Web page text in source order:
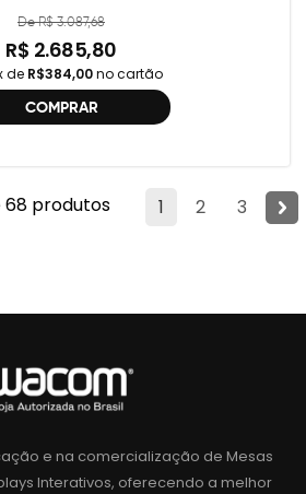
De R$ 3.087,68
R$ 2.685,80
de R$384,00no cartão
COMPRAR
1 2 3
68 produtos
e na comercialização de Mesas
Interativos, oferecendo a melhor